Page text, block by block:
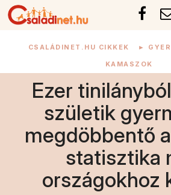
CSALÁDINET.HU CIKKEK ►
KAMASZOK
Ezer
születik
megdöbbentő
statisztika
országokhoz